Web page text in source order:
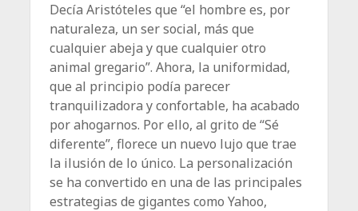
Decía Aristóteles que “el hombre es, por
naturaleza, un ser social, más que
cualquier abeja y que cualquier otro
animal gregario”. Ahora, la uniformidad,
que al principio podía parecer
tranquilizadora y confortable, ha acabado
por ahogarnos. Por ello, al grito de “Sé
diferente”, florece un nuevo lujo que trae
la ilusión de lo único. La personalización
se ha convertido en una de las principales
estrategias de gigantes como Yahoo,